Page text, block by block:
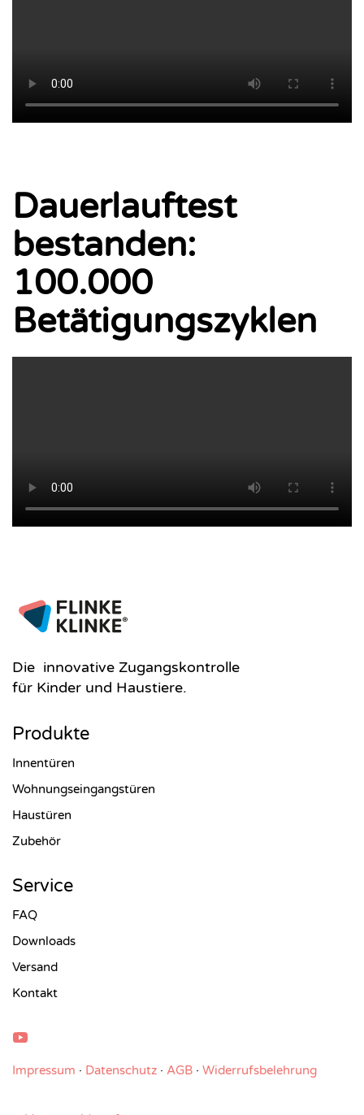
Dauerlauftest
bestanden:
100.000
Betätigungszyklen
Die innovative Zugangskontrolle
für Kinder und Haustiere.
Produkte
Innentüren
Wohnungseingangstüren
Haustüren
Zubehör
Service
FAQ
Downloads
Versand
Kontakt
Impressum · Datenschutz · AGB · Widerrufsbelehrung